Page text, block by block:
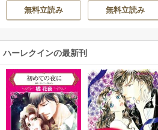
ハ
無料立読み
雛宮蝶鼠とりかえ
伝～
希 / ゆき哉
無料立読み
ハーレクインの最新刊